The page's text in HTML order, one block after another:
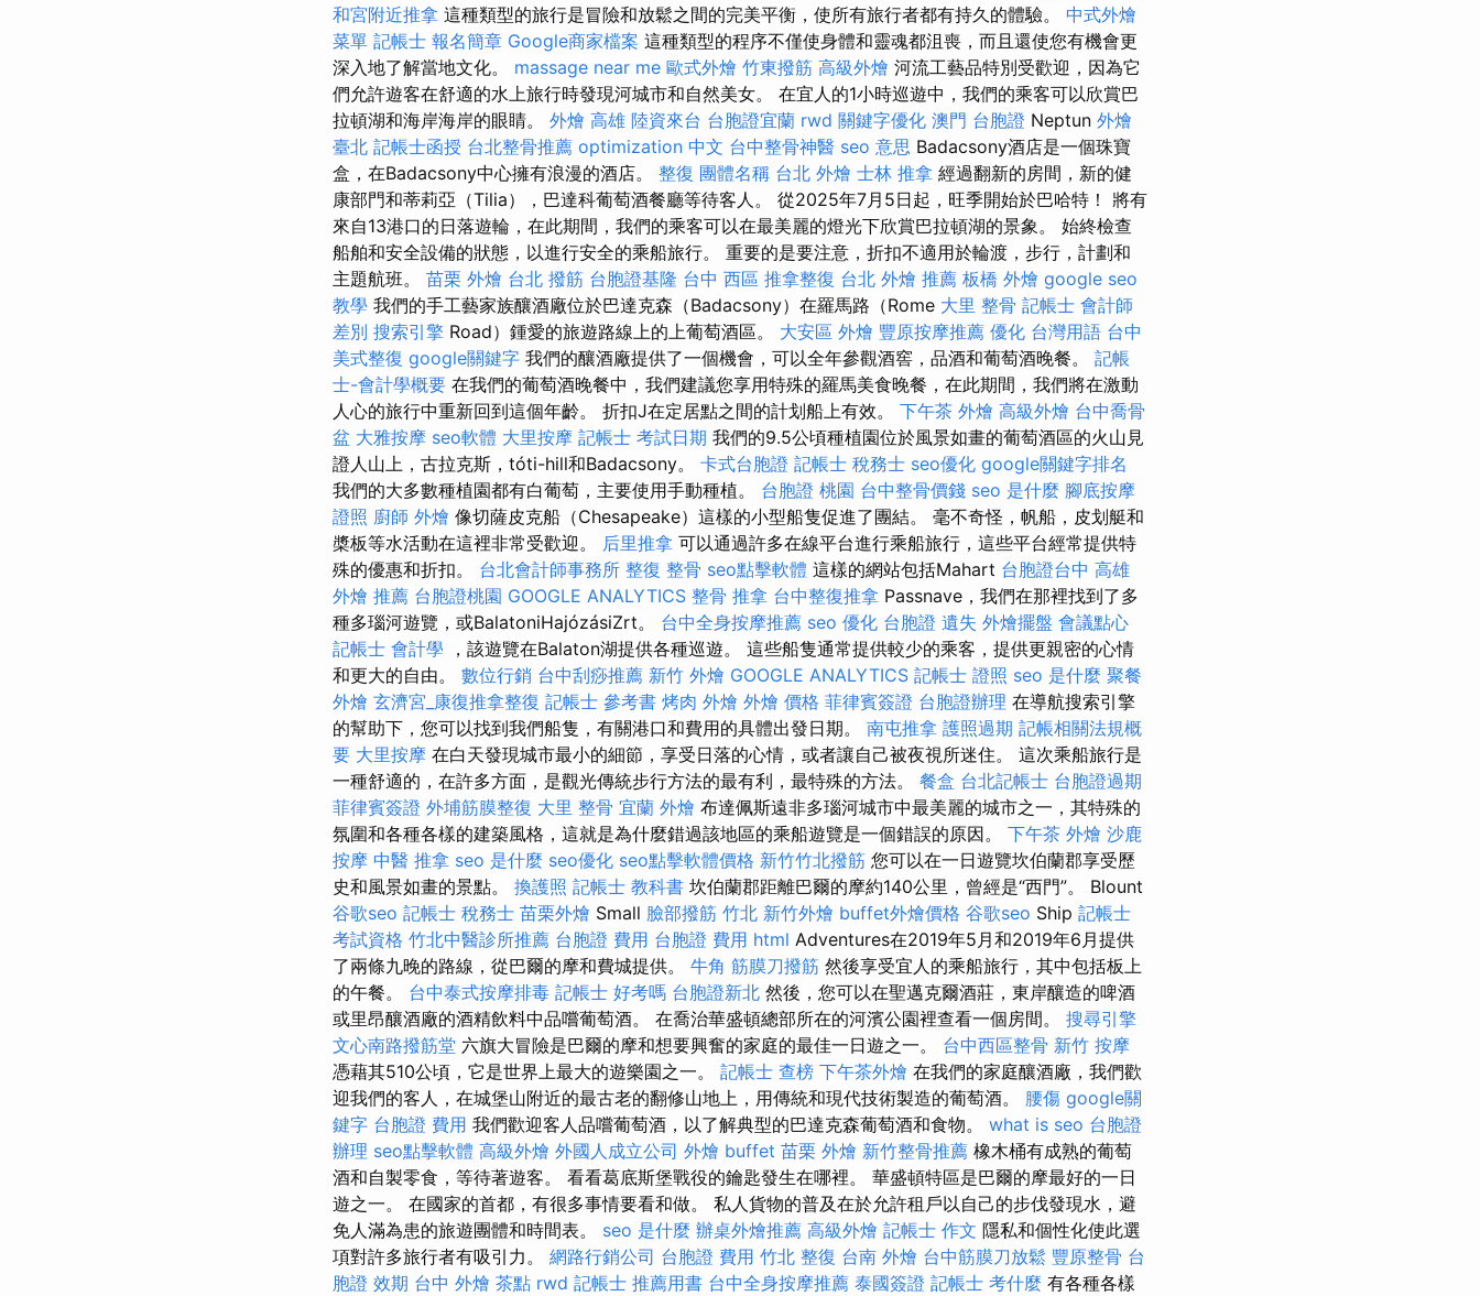
和宮附近推拿 這種類型的旅行是冒險和放鬆之間的完美平衡，使所有旅行者都有持久的體驗。 中式外燴
菜單 記帳士 報名簡章 Google商家檔案 這種類型的程序不僅使身體和靈魂都沮喪，而且還使您有機會更
深入地了解當地文化。 massage near me 歐式外燴 竹東撥筋 高級外燴 河流工藝品特別受歡迎，因為它
們允許遊客在舒適的水上旅行時發現河城市和自然美女。 在宜人的1小時巡遊中，我們的乘客可以欣賞巴
拉頓湖和海岸海岸的眼睛。 外燴 高雄 陸資來台 台胞證宜蘭 rwd 關鍵字優化 澳門 台胞證 Neptun 外燴
臺北 記帳士函授 台北整骨推薦 optimization 中文 台中整骨神醫 seo 意思 Badacsony酒店是一個珠寶
盒，在Badacsony中心擁有浪漫的酒店。 整復 團體名稱 台北 外燴 士林 推拿 經過翻新的房間，新的健
康部門和蒂莉亞（Tilia），巴達科葡萄酒餐廳等待客人。 從2025年7月5日起，旺季開始於巴哈特！ 將有
來自13港口的日落遊輪，在此期間，我們的乘客可以在最美麗的燈光下欣賞巴拉頓湖的景象。 始終檢查
船舶和安全設備的狀態，以進行安全的乘船旅行。 重要的是要注意，折扣不適用於輪渡，步行，計劃和
主題航班。 苗栗 外燴 台北 撥筋 台胞證基隆 台中 西區 推拿整復 台北 外燴 推薦 板橋 外燴 google seo
教學 我們的手工藝家族釀酒廠位於巴達克森（Badacsony）在羅馬路（Rome 大里 整骨 記帳士 會計師
差別 搜索引擎 Road）鍾愛的旅遊路線上的上葡萄酒區。 大安區 外燴 豐原按摩推薦 優化 台灣用語 台中
美式整復 google關鍵字 我們的釀酒廠提供了一個機會，可以全年參觀酒窖，品酒和葡萄酒晚餐。 記帳
士-會計學概要 在我們的葡萄酒晚餐中，我們建議您享用特殊的羅馬美食晚餐，在此期間，我們將在激動
人心的旅行中重新回到這個年齡。 折扣J在定居點之間的計划船上有效。 下午茶 外燴 高級外燴 台中喬骨
盆 大雅按摩 seo軟體 大里按摩 記帳士 考試日期 我們的9.5公頃種植園位於風景如畫的葡萄酒區的火山見
證人山上，古拉克斯，tóti-hill和Badacsony。 卡式台胞證 記帳士 稅務士 seo優化 google關鍵字排名
我們的大多數種植園都有白葡萄，主要使用手動種植。 台胞證 桃園 台中整骨價錢 seo 是什麼 腳底按摩
證照 廚師 外燴 像切薩皮克船（Chesapeake）這樣的小型船隻促進了團結。 毫不奇怪，帆船，皮划艇和
槳板等水活動在這裡非常受歡迎。 后里推拿 可以通過許多在線平台進行乘船旅行，這些平台經常提供特
殊的優惠和折扣。 台北會計師事務所 整復 整骨 seo點擊軟體 這樣的網站包括Mahart 台胞證台中 高雄
外燴 推薦 台胞證桃園 GOOGLE ANALYTICS 整骨 推拿 台中整復推拿 Passnave，我們在那裡找到了多
種多瑙河遊覽，或BalatoniHajózásiZrt。 台中全身按摩推薦 seo 優化 台胞證 遺失 外燴擺盤 會議點心
記帳士 會計學 ，該遊覽在Balaton湖提供各種巡遊。 這些船隻通常提供較少的乘客，提供更親密的心情
和更大的自由。 數位行銷 台中刮痧推薦 新竹 外燴 GOOGLE ANALYTICS 記帳士 證照 seo 是什麼 聚餐
外燴 玄濟宮_康復推拿整復 記帳士 參考書 烤肉 外燴 外燴 價格 菲律賓簽證 台胞證辦理 在導航搜索引擎
的幫助下，您可以找到我們船隻，有關港口和費用的具體出發日期。 南屯推拿 護照過期 記帳相關法規概
要 大里按摩 在白天發現城市最小的細節，享受日落的心情，或者讓自己被夜視所迷住。 這次乘船旅行是
一種舒適的，在許多方面，是觀光傳統步行方法的最有利，最特殊的方法。 餐盒 台北記帳士 台胞證過期
菲律賓簽證 外埔筋膜整復 大里 整骨 宜蘭 外燴 布達佩斯遠非多瑙河城市中最美麗的城市之一，其特殊的
氛圍和各種各樣的建築風格，這就是為什麼錯過該地區的乘船遊覽是一個錯誤的原因。 下午茶 外燴 沙鹿
按摩 中醫 推拿 seo 是什麼 seo優化 seo點擊軟體價格 新竹竹北撥筋 您可以在一日遊覽坎伯蘭郡享受歷
史和風景如畫的景點。 換護照 記帳士 教科書 坎伯蘭郡距離巴爾的摩約140公里，曾經是“西門”。 Blount
谷歌seo 記帳士 稅務士 苗栗外燴 Small 臉部撥筋 竹北 新竹外燴 buffet外燴價格 谷歌seo Ship 記帳士
考試資格 竹北中醫診所推薦 台胞證 費用 台胞證 費用 html Adventures在2019年5月和2019年6月提供
了兩條九晚的路線，從巴爾的摩和費城提供。 牛角 筋膜刀撥筋 然後享受宜人的乘船旅行，其中包括板上
的午餐。 台中泰式按摩排毒 記帳士 好考嗎 台胞證新北 然後，您可以在聖邁克爾酒莊，東岸釀造的啤酒
或里昂釀酒廠的酒精飲料中品嚐葡萄酒。 在喬治華盛頓總部所在的河濱公園裡查看一個房間。 搜尋引擎
文心南路撥筋堂 六旗大冒險是巴爾的摩和想要興奮的家庭的最佳一日遊之一。 台中西區整骨 新竹 按摩
憑藉其510公頃，它是世界上最大的遊樂園之一。 記帳士 查榜 下午茶外燴 在我們的家庭釀酒廠，我們歡
迎我們的客人，在城堡山附近的最古老的翻修山地上，用傳統和現代技術製造的葡萄酒。 腰傷 google關
鍵字 台胞證 費用 我們歡迎客人品嚐葡萄酒，以了解典型的巴達克森葡萄酒和食物。 what is seo 台胞證
辦理 seo點擊軟體 高級外燴 外國人成立公司 外燴 buffet 苗栗 外燴 新竹整骨推薦 橡木桶有成熟的葡萄
酒和自製零食，等待著遊客。 看看葛底斯堡戰役的鑰匙發生在哪裡。 華盛頓特區是巴爾的摩最好的一日
遊之一。 在國家的首都，有很多事情要看和做。 私人貨物的普及在於允許租戶以自己的步伐發現水，避
免人滿為患的旅遊團體和時間表。 seo 是什麼 辦桌外燴推薦 高級外燴 記帳士 作文 隱私和個性化使此選
項對許多旅行者有吸引力。 網路行銷公司 台胞證 費用 竹北 整復 台南 外燴 台中筋膜刀放鬆 豐原整骨 台
胞證 效期 台中 外燴 茶點 rwd 記帳士 推薦用書 台中全身按摩推薦 泰國簽證 記帳士 考什麼 有各種各樣